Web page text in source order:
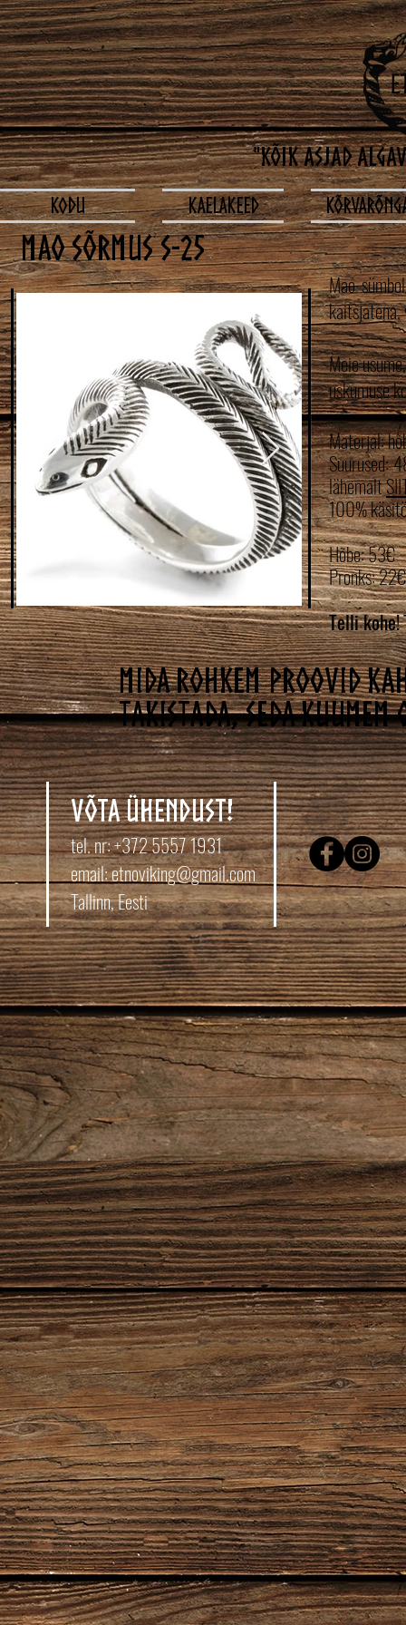
"Kõik asjad
KODU Kaelakeed
MAO SÕRMUS S-25
Mao
kaitsjatena,
Meie
uskumuse
Materjal:
Suurused:
lähemalt
100%
Hõbe: 53€
Pronks: 22€
Telli kohe!
Mida rohkem proovid
takistada, seda kuumem
Võta ühendust!
tel. nr: +372 5557 1931
email:etnoviking@gmail.com
Tallinn, Eesti